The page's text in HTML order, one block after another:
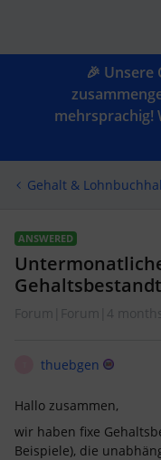
🎉
mehrsprachig!
Gehalt &
ANSWERED
Forum|Forum|4
thuebgen
Hallo zusammen,
wir haben fixe
Beispiele), die